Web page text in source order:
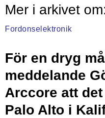
Fordonselektronik
För en dryg
meddelande
Arccore att
Palo Alto i